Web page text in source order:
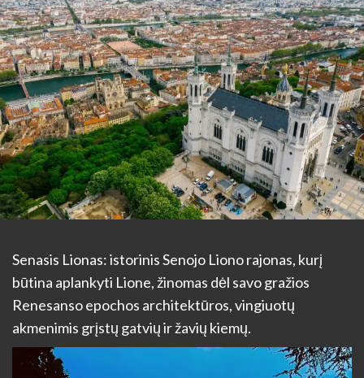
Senasis Lionas: istorinis Senojo Liono rajonas, kurį
būtina aplankyti Lione, žinomas dėl savo gražios
Renesanso epochos architektūros, vingiuotų
akmenimis grįstų gatvių ir žavių kiemų.